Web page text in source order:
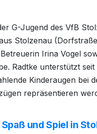
G-Jugend des VfB
Stolzenau
Irina Vogel
Radtke unterstützt
Kinderaugen bei
repräsentieren
Spaß und Spiel in